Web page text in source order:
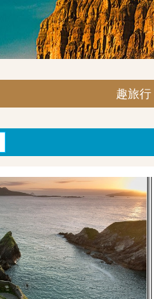
趣旅行